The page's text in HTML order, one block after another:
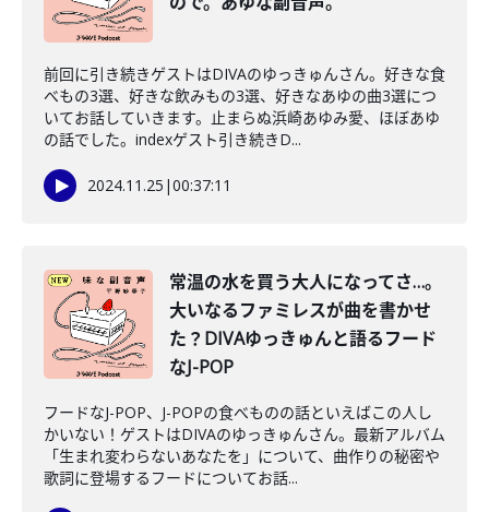
前回に引き続きゲストはDIVAのゆっきゅんさん。好きな食
べもの3選、好きな飲みもの3選、好きなあゆの曲3選につ
いてお話していきます。止まらぬ浜崎あゆみ愛、ほぼあゆ
の話でした。indexゲスト引き続きD...
2024.11.25 |00:37:11
常温の水を買う大人になってさ…。
大いなるファミレスが曲を書かせ
た？DIVAゆっきゅんと語るフード
なJ-POP
フードなJ-POP、J-POPの食べものの話といえばこの人し
かいない！ゲストはDIVAのゆっきゅんさん。最新アルバム
「生まれ変わらないあなたを」について、曲作りの秘密や
歌詞に登場するフードについてお話...